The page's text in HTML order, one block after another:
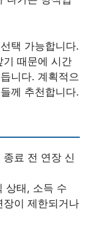
택 가능합니다.
기 때문에 시간
니다. 계획적으
께 추천합니다.
료 전 연장 신
상태, 소득 수
이 제한되거나